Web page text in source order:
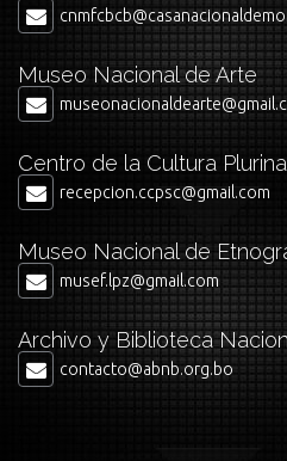
Museo Nacional de Arte
Centro de la Cultura
recepcion.ccpsc@gmail.com
Museo Nacional de
musef.lpz@gmail.com
Archivo y Biblioteca
contacto@abnb.org.bo